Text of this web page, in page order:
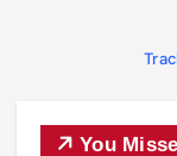
You